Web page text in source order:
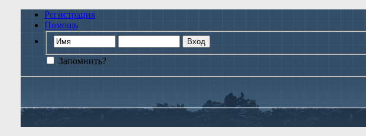
Регистрация
Помощь
Запомнить?